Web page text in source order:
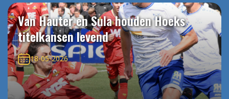
Van Hauter en Sula houden Hoeks
titelkansen levend
18-05-2026